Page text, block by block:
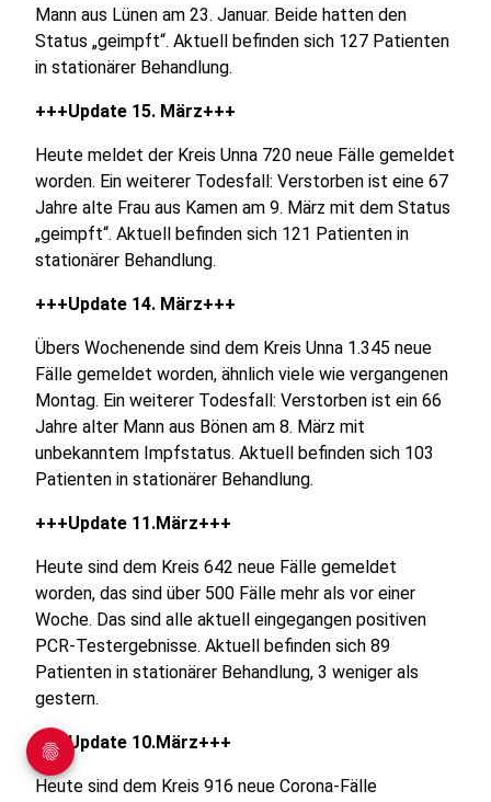
Mann aus Lünen am 23. Januar. Beide hatten den
Status „geimpft“. Aktuell befinden sich 127 Patienten
in stationärer Behandlung.
+++Update 15. März+++
Heute meldet der Kreis Unna 720 neue Fälle gemeldet
worden. Ein weiterer Todesfall: Verstorben ist eine 67
Jahre alte Frau aus Kamen am 9. März mit dem Status
„geimpft“. Aktuell befinden sich 121 Patienten in
stationärer Behandlung.
+++Update 14. März+++
Übers Wochenende sind dem Kreis Unna 1.345 neue
Fälle gemeldet worden, ähnlich viele wie vergangenen
Montag. Ein weiterer Todesfall: Verstorben ist ein 66
Jahre alter Mann aus Bönen am 8. März mit
unbekanntem Impfstatus. Aktuell befinden sich 103
Patienten in stationärer Behandlung.
+++Update 11.März+++
Heute sind dem Kreis 642 neue Fälle gemeldet
worden, das sind über 500 Fälle mehr als vor einer
Woche. Das sind alle aktuell eingegangen positiven
PCR-Testergebnisse. Aktuell befinden sich 89
Patienten in stationärer Behandlung, 3 weniger als
gestern.
+++Update 10.März+++
Heute sind dem Kreis 916 neue Corona-Fälle